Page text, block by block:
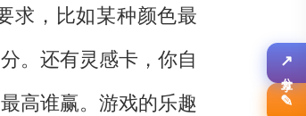
求，比如某种颜色最
。还有灵感卡，你自
高谁赢。游戏的乐趣
↗
分享
✎